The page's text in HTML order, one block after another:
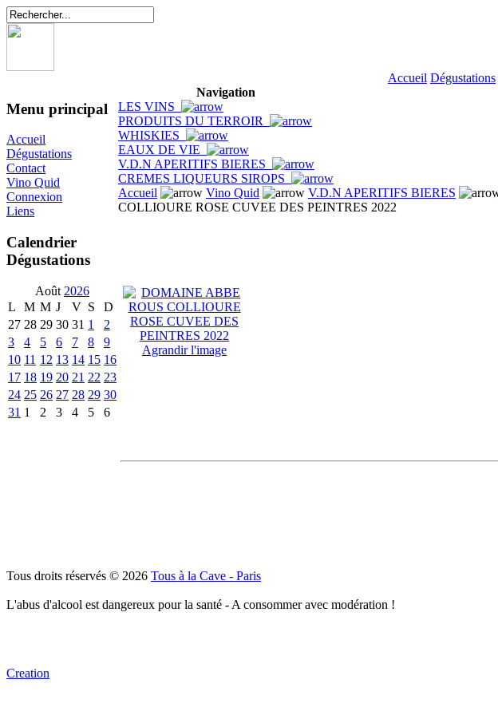
Accueil Dégustations
Menu principal
Accueil
Dégustations
Contact
Vino Quid
Connexion
Liens
Calendrier
Dégustations
Août 2026
L
M M J V S
D
27 28 29 30 31 1
2
3
4 5 6 7 8
9
10 11 12 13 14 15 16
17 18 19 20 21 22 23
24 25 26 27 28 29 30
31 1 2 3 4 5 6
Navigation
LES VINS
PRODUITS DU TERROIR
WHISKIES
EAUX DE VIE
V.D.N APERITIFS BIERES
CREMES LIQUEURS SIROPS
Accueil
Vino Quid V.D.N APERITIFS BIERES
COLLIOURE ROSE CUVEE DES PEINTRES 2022
Agrandir l'image
Tous droits réservés © 2026 Tous à la Cave - Paris
L'abus d'alcool est dangereux pour la santé - A consommer avec modération !
Creation